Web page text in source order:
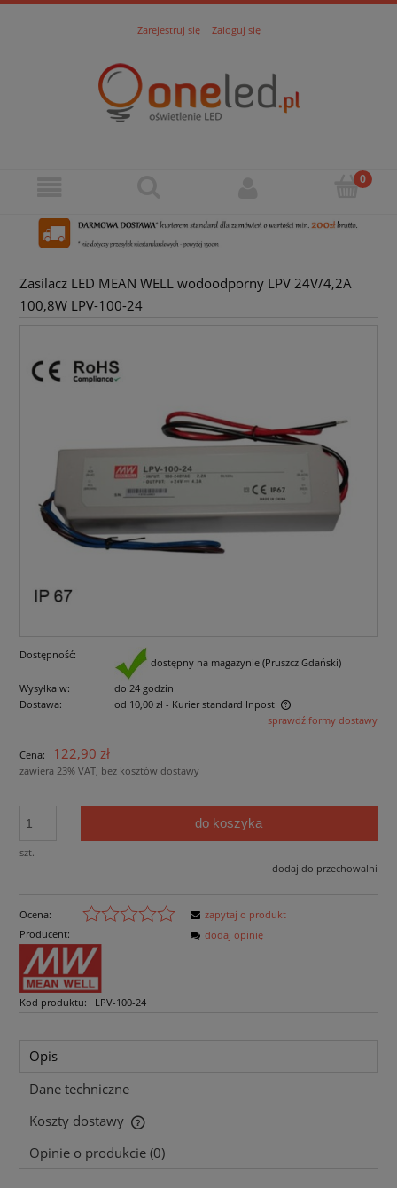
Zarejestruj się Zaloguj się
Zasilacz LED MEAN WELL wodoodporny LPV 24V/4,2A
100,8W LPV-100-24
Dostępność:
dostępny na magazynie (Pruszcz Gdański)
Wysyłka w:
do 24 godzin
Dostawa:
od 10,00 zł - Kurier standard Inpost
Cena nie zawiera ewentualnych kosztów płatnościsprawdź formy dostawy
Cena: 122,90 zł
zawiera 23% VAT, bez kosztów dostawy
szt.
do koszyka
dodaj do przechowalni
Ocena:
Producent:
Kod produktu: LPV-100-24
zapytaj o produkt
dodaj opinię
Opis
Dane techniczne
Koszty dostawy
Cena nie zawiera ewentualnych kosztów płatności
Opinie o produkcie (0)